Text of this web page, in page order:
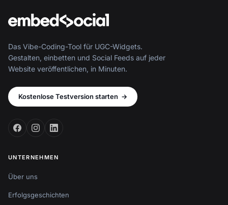
Das Vibe-Coding-Tool für UGC-Widgets.
Gestalten, einbetten und Social Feeds auf jeder
Website veröffentlichen, in Minuten.
Kostenlose Testversion starten →
UNTERNEHMEN
Über uns
Erfolgsgeschichten